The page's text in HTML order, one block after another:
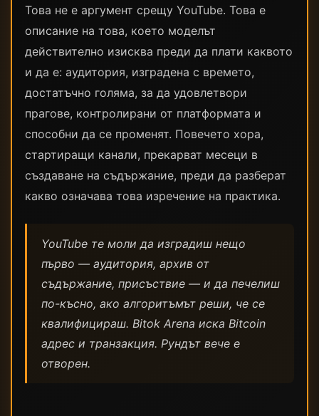
Това не е аргумент срещу YouTube. Това е
описание на това, което моделът
действително изисква преди да плати каквото
и да е: аудитория, изградена с времето,
достатъчно голяма, за да удовлетвори
прагове, контролирани от платформата и
способни да се променят. Повечето хора,
стартиращи канали, прекарват месеци в
създаване на съдържание, преди да разберат
какво означава това изречение на практика.
YouTube те моли да изградиш нещо
първо — аудитория, архив от
съдържание, присъствие — и да печелиш
по-късно, ако алгоритъмът реши, че се
квалифицираш. Bitok Arena иска Bitcoin
адрес и транзакция. Рундът вече е
отворен.